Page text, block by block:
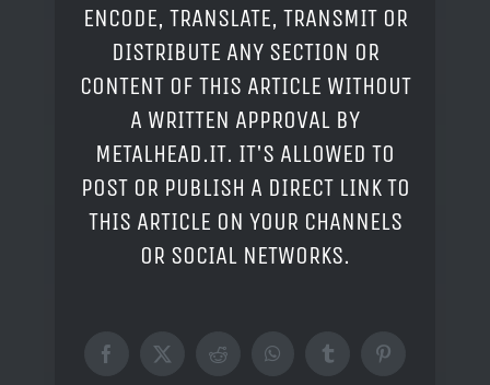
ENCODE, TRANSLATE, TRANSMIT OR
DISTRIBUTE ANY SECTION OR
CONTENT OF THIS ARTICLE WITHOUT
A WRITTEN APPROVAL BY
METALHEAD.IT. IT'S ALLOWED TO
POST OR PUBLISH A DIRECT LINK TO
THIS ARTICLE ON YOUR CHANNELS
OR SOCIAL NETWORKS.
Facebook
X RedditWhatsAppTumblrPinterest